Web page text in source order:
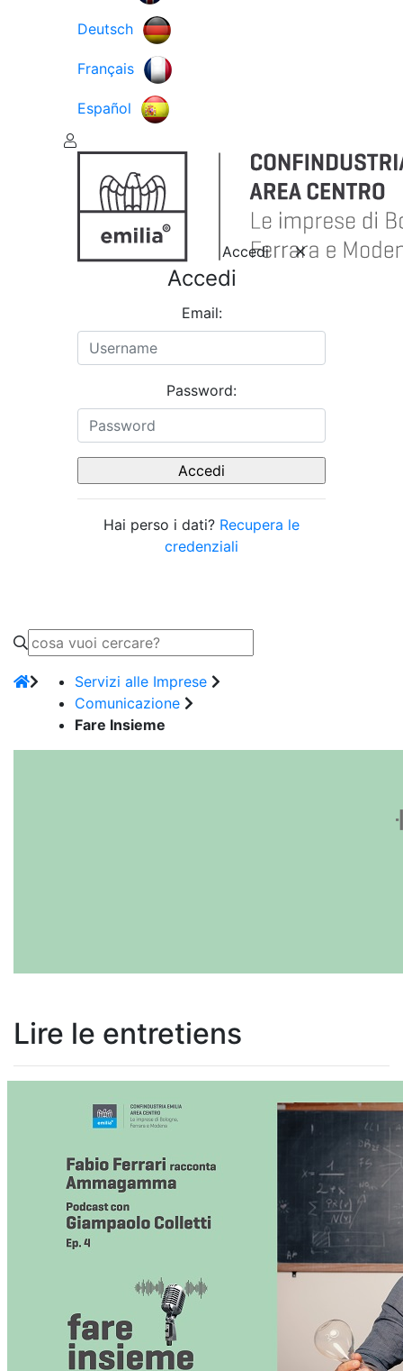
Deutsch
Français
Español
Accedi
Accedi
Email:
Password:
Hai perso i dati? Recupera le
credenziali
Servizi alle Imprese
Comunicazione
Fare Insieme
Lire le entretiens